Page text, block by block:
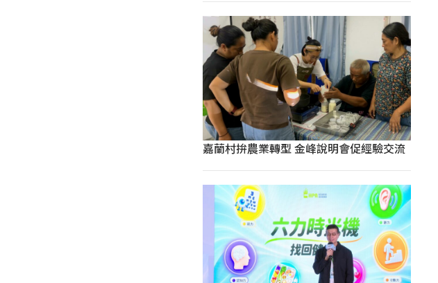
嘉蘭村拚農業轉型 金峰說明會促經驗交流